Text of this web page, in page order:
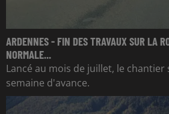
ARDENNES - FIN DES TRAVAUX SUR LA
NORMALE...
Lancé au mois de juillet, le chantier
semaine d'avance.